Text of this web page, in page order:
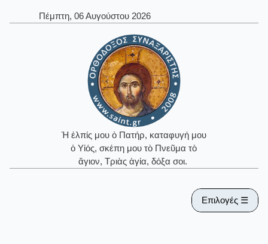
Πέμπτη, 06 Αυγούστου 2026
Ἡ ἐλπίς μου ὁ Πατήρ, καταφυγή μου
ὁ Υἱός, σκέπη μου τὸ Πνεῦμα τὸ
ἅγιον, Τριὰς ἁγία, δόξα σοι.
Επιλογές ☰